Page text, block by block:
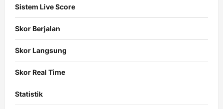
Sistem Live Score
Skor Berjalan
Skor Langsung
Skor Real Time
Statistik